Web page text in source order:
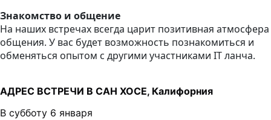
Знакомство и общение
На наших встречах всегда царит позитивная атмосфера
общения. У вас будет возможность познакомиться и
обменяться опытом с другими участниками IT ланча.
АДРЕС ВСТРЕЧИ В САН ХОСЕ, Калифорния
В субботу 6 января